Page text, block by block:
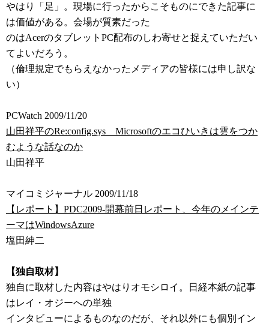
やはり「足」。現場に行ったからこそものにできた記事に
は価値がある。会場が質素だった
のはAcerのタブレットPC配布のしわ寄せと捉えていただい
てよいだろう。
（倫理規定でもらえなかったメディアの皆様には申し訳な
い）
PCWatch 2009/11/20
山田祥平のRe:config.sys Microsoftのエコひいきは雲をつか
むような話なのか
山田祥平
マイコミジャーナル 2009/11/18
【レポート】PDC2009-開幕前日レポート、今年のメインテ
ーマはWindowsAzure
塩田紳二
【独自取材】
独自に取材した内容はやはりオモシロイ。日経本紙の記事
はレイ・オジーへの単独
インタビューによるものなのだが、それ以外にも個別イン